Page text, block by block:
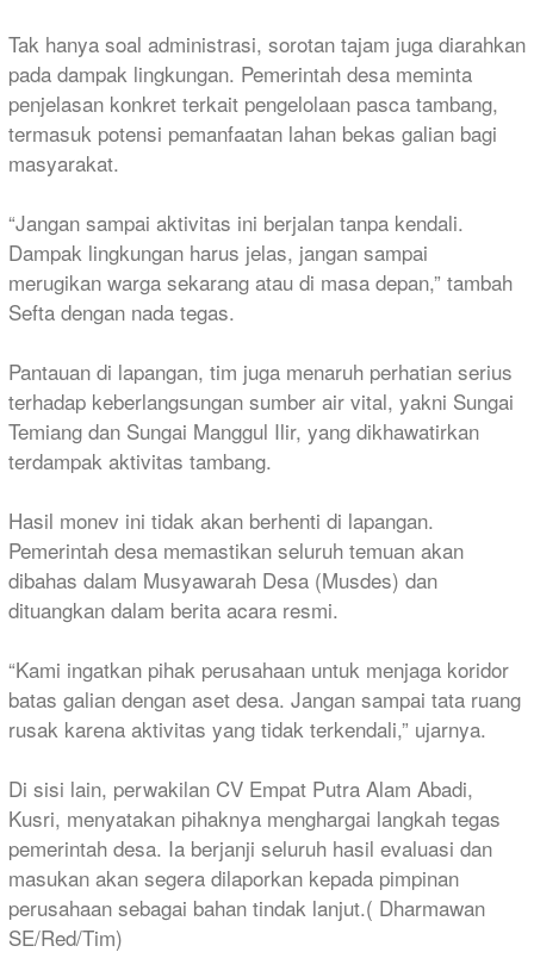
Tak hanya soal administrasi, sorotan tajam juga diarahkan
pada dampak lingkungan. Pemerintah desa meminta
penjelasan konkret terkait pengelolaan pasca tambang,
termasuk potensi pemanfaatan lahan bekas galian bagi
masyarakat.
“Jangan sampai aktivitas ini berjalan tanpa kendali.
Dampak lingkungan harus jelas, jangan sampai
merugikan warga sekarang atau di masa depan,” tambah
Sefta dengan nada tegas.
Pantauan di lapangan, tim juga menaruh perhatian serius
terhadap keberlangsungan sumber air vital, yakni Sungai
Temiang dan Sungai Manggul Ilir, yang dikhawatirkan
terdampak aktivitas tambang.
Hasil monev ini tidak akan berhenti di lapangan.
Pemerintah desa memastikan seluruh temuan akan
dibahas dalam Musyawarah Desa (Musdes) dan
dituangkan dalam berita acara resmi.
“Kami ingatkan pihak perusahaan untuk menjaga koridor
batas galian dengan aset desa. Jangan sampai tata ruang
rusak karena aktivitas yang tidak terkendali,” ujarnya.
Di sisi lain, perwakilan CV Empat Putra Alam Abadi,
Kusri, menyatakan pihaknya menghargai langkah tegas
pemerintah desa. Ia berjanji seluruh hasil evaluasi dan
masukan akan segera dilaporkan kepada pimpinan
perusahaan sebagai bahan tindak lanjut.( Dharmawan
SE/Red/Tim)